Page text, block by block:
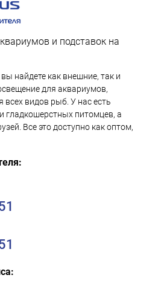
и подставок на
найдете как внешние, так и
для аквариумов,
всех видов рыб. У нас есть
гладкошерстных питомцев, а
Все это доступно как оптом,